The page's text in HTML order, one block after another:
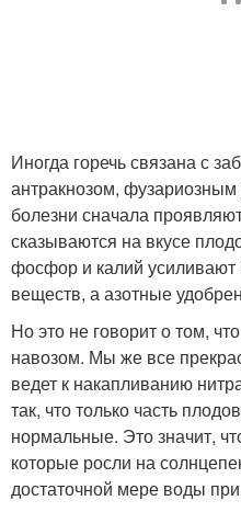
Иногда горечь связана с
антракнозом,
болезни сначала
сказываются на вкусе
фосфор и калий усиливают
веществ, а азотные
Но это не говорит о том,
навозом. Мы же все
ведет к накапливанию
так, что только часть
нормальные. Это значит,
которые росли на
достаточной мере воды